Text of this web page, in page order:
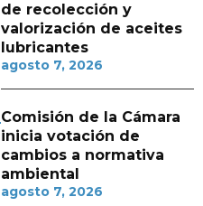
de recolección y
valorización de aceites
lubricantes
agosto 7, 2026
Comisión de la Cámara
inicia votación de
cambios a normativa
ambiental
agosto 7, 2026